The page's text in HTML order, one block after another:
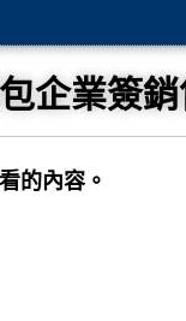
企業簽
的內容。